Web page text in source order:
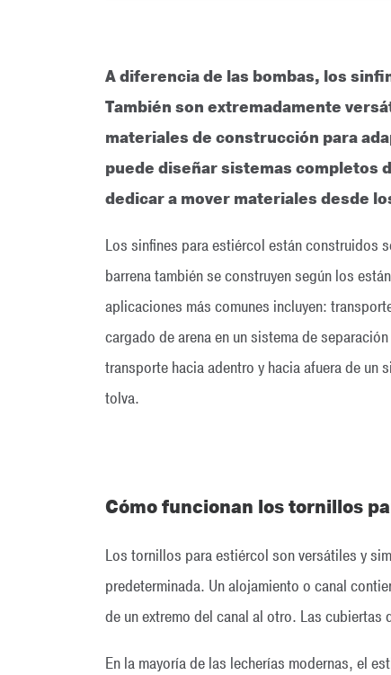
A diferencia de las bombas, los
También son extremadamente
materiales de construcción para
puede diseñar sistemas completos
dedicar a mover materiales desde
Los sinfines para estiércol están construidos
barrena también se construyen según los
aplicaciones más comunes incluyen:
cargado de arena en un sistema de
transporte hacia adentro y hacia afuera de un
tolva.
Cómo funcionan los tornillos
Los tornillos para estiércol son versátiles y
predeterminada. Un alojamiento o canal
de un extremo del canal al otro. Las
En la mayoría de las lecherías modernas, el